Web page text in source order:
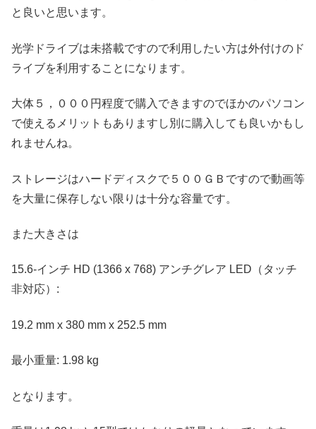
と良いと思います。
光学ドライブは未搭載ですので利用したい方は外付けのド
ライブを利用することになります。
大体５，０００円程度で購入できますのでほかのパソコン
で使えるメリットもありますし別に購入しても良いかもし
れませんね。
ストレージはハードディスクで５００ＧＢですので動画等
を大量に保存しない限りは十分な容量です。
また大きさは
15.6-インチ HD (1366 x 768) アンチグレア LED（タッチ
非対応）:
19.2 mm x 380 mm x 252.5 mm
最小重量: 1.98 kg
となります。